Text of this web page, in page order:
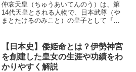
仲哀天皇（ちゅうあいてんのう）は、第
14代天皇とされる人物で、日本武尊（や
まとたけるのみこと）の皇子として『古
后・神功皇后（じんぐうこうごう）とと
もに熊襲征討へ向かっ...
【日本史】倭姫命とは？伊勢神宮
を創建した皇女の生涯や功績をわ
かりやすく解説